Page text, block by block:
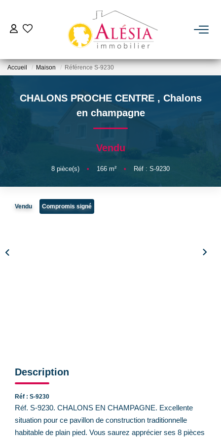
ACHETER
BIENS VENDUS / LOUÉS
NOTRE AGENCE
Accueil Maison Référence S-9230
CHALONS PROCHE CENTRE , Chalons
en champagne
Vendu
8 pièce(s) • 166 m² • Réf : S-9230
Vendu Compromis signé
Description
Réf : S-9230
Réf. S-9230. CHALONS EN CHAMPAGNE. Excellente
situation pour ce pavillon de construction traditionnelle
habitable de plain pied. Vous saurez apprécier ses 8 pièces